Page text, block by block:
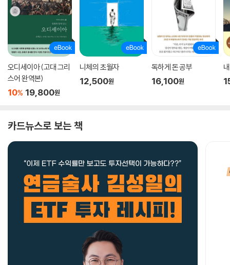
오디세이아 (고대 그리
스어 완역본)
10% 19,800원
니체의 초월자
12,500원
독하게 돈 공부
16,100원
카드뉴스로 보는 책